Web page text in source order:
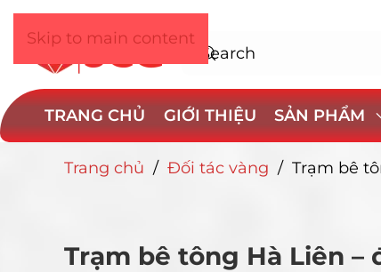
Skip to main content
TRANG CHỦ GIỚI THIỆU SẢN PHẨM
Trang chủ / Đối tác vàng / Trạm bê
Trạm bê tông Hà Liên –